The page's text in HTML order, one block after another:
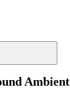
Ambient